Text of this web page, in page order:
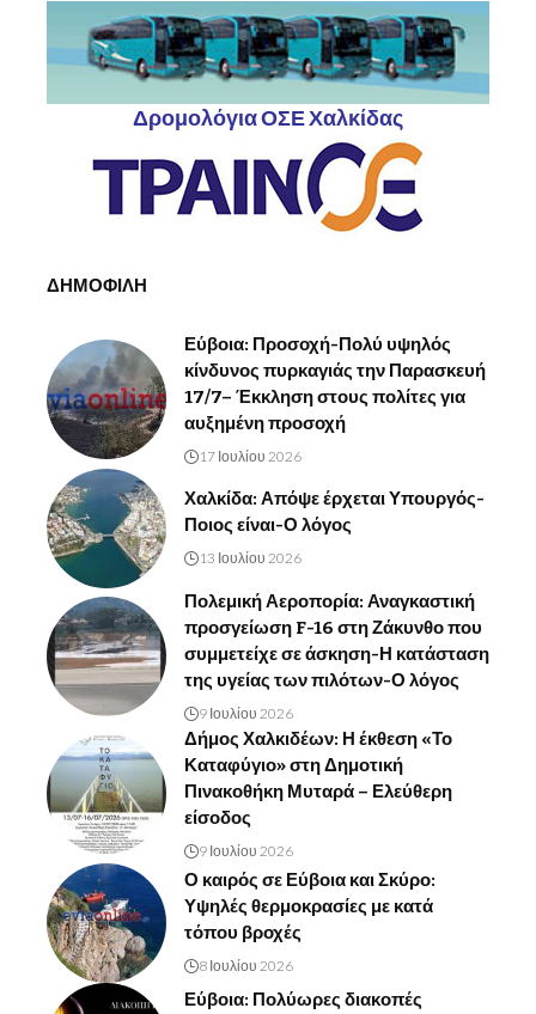
Δρομολόγια ΟΣΕ Χαλκίδας
ΔΗΜΟΦΙΛΗ
Εύβοια: Προσοχή-Πολύ υψηλός
κίνδυνος πυρκαγιάς την Παρασκευή
17/7– Έκκληση στους πολίτες για
αυξημένη προσοχή
17 Ιουλίου 2026
Χαλκίδα: Απόψε έρχεται Υπουργός-
Ποιος είναι-Ο λόγος
13 Ιουλίου 2026
Πολεμική Αεροπορία: Αναγκαστική
προσγείωση F-16 στη Ζάκυνθο που
συμμετείχε σε άσκηση-Η κατάσταση
της υγείας των πιλότων-Ο λόγος
9 Ιουλίου 2026
Δήμος Χαλκιδέων: Η έκθεση «Το
Καταφύγιο» στη Δημοτική
Πινακοθήκη Μυταρά – Ελεύθερη
είσοδος
9 Ιουλίου 2026
Ο καιρός σε Εύβοια και Σκύρο:
Υψηλές θερμοκρασίες με κατά
τόπου βροχές
8 Ιουλίου 2026
Εύβοια: Πολύωρες διακοπές